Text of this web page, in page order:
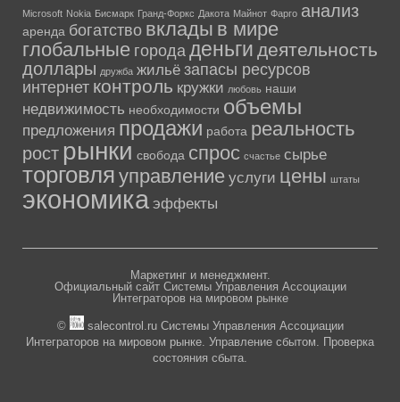
Microsoft Nokia Бисмарк Гранд-Форкс Дакота Майнот Фарго анализ
аренда богатство вклады в мире
глобальные городаденьги деятельность
доллары дружба жильё запасы ресурсов
интернет контроль кружки любовь наши
недвижимость необходимости объемы
предложения продажи работа реальность
рост рынки свобода спрос счастье сырье
торговля управление услуги цены штаты
экономика эффекты
Маркетинг и менеджмент.
Официальный сайт Системы Управления Ассоциации
Интеграторов на мировом рынке
©
salecontrol.ru Системы Управления Ассоциации
Интеграторов на мировом рынке. Управление сбытом. Проверка
состояния сбыта.